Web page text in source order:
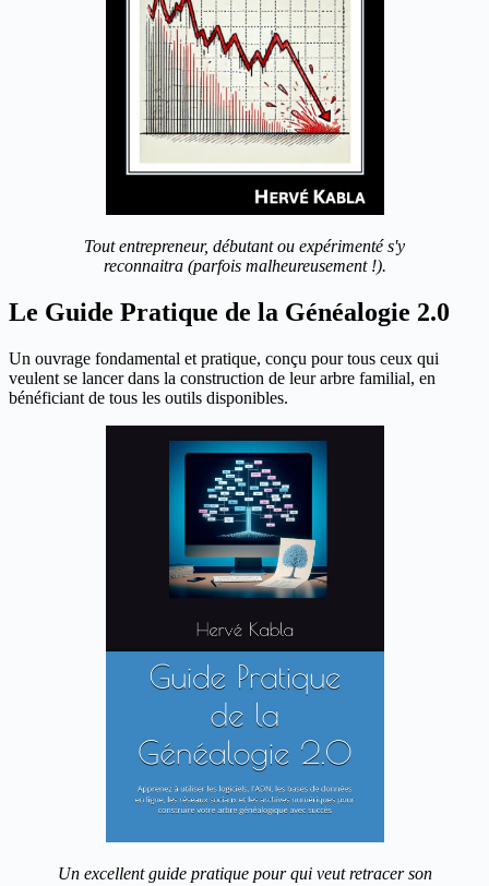
Tout entrepreneur, débutant ou expérimenté s'y
reconnaitra (parfois malheureusement !).
Le Guide Pratique de la Généalogie 2.0
Un ouvrage fondamental et pratique, conçu pour tous ceux qui
veulent se lancer dans la construction de leur arbre familial, en
bénéficiant de tous les outils disponibles.
Un excellent guide pratique pour qui veut retracer son